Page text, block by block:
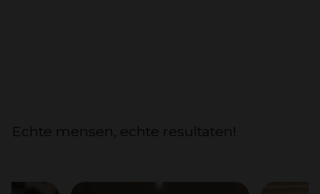
Echte mensen, echte resultaten!